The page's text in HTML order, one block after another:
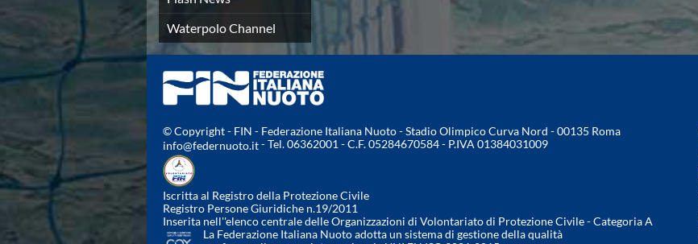
Analisi e Approfondimenti
News
Flash News
Formazione
SIT
Sezione Salvamento
Composizione
Norme e documenti
Formazione
Sedi Regionali e Provinciali
Designazioni Arbitrali
Scuole Nuoto
Waterpolo Channel
© Copyright - FIN - Federazione Italiana Nuoto - Stadio Olimpico Curva Nord - 00135 Roma
info@federnuoto.it- Tel. 06362001 - C.F. 05284670584 - P.IVA 01384031009
Iscritta al Registro della Protezione Civile
Registro Persone Giuridiche n.19/2011
Inserita nell''elenco centrale delle Organizzazioni di Volontariato di Protezione Civile - Categoria A
La Federazione Italiana Nuoto adotta un sistema di gestione della qualità